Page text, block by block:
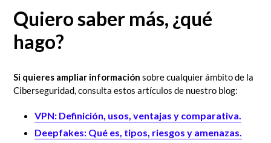
Quiero saber más, ¿qué
hago?
Si quieres ampliar información sobre cualquier ámbito de la
Ciberseguridad, consulta estos artículos de nuestro blog:
VPN: Definición, usos, ventajas y comparativa.
Deepfakes: Qué es, tipos, riesgos y amenazas.